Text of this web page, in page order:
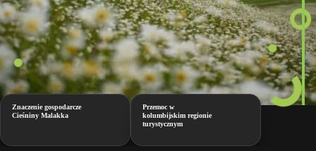
Znaczenie gospodarcze
Cieśniny Malakka
Przemoc w
kolumbijskim regionie
turystycznym